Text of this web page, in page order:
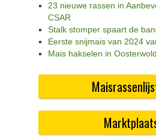
23 nieuwe rassen in
CSAR
Stalk stomper spaart de
Eerste snijmais van 2024
Mais hakselen in